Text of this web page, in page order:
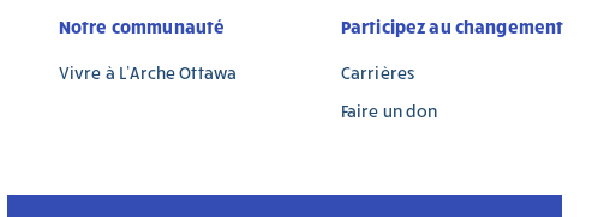
Notre communauté
Vivre à L’Arche Ottawa
Participez au changement
Carrières
Faire un don